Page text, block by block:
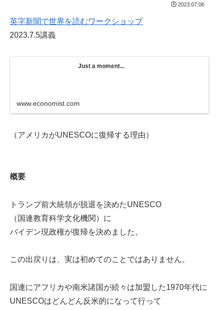
2023.07.06
英字新聞で世界を読むワークショップ
2023.7.5講義
Just a moment...
www.economist.com
（アメリカがUNESCOに復帰する理由）
概要
トランプ前大統領が脱退を決めたUNESCO
（国連教育科学文化機関）に
バイデン現政権が復帰を決めました。
この出戻りは、実は初めてのことではありません。
国連にアフリカや南米諸国が続々は加盟した1970年代に
UNESCOはどんどん反米的になって行って